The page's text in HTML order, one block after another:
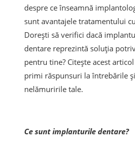
despre ce înseamnă
sunt avantajele tratamentului
Dorești să verifici dacă
dentare reprezintă soluția
pentru tine? Citește acest
primi răspunsuri la întrebările și
nelămuririle tale.
Ce sunt implanturile dentare?